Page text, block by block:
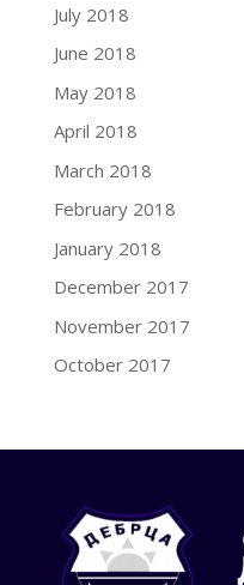
July 2018
June 2018
May 2018
April 2018
March 2018
February 2018
January 2018
December 2017
November 2017
October 2017